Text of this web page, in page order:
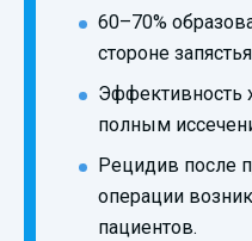
60–70%
стороне
Эффективность
полным
Рецидив после
операции
пациентов.